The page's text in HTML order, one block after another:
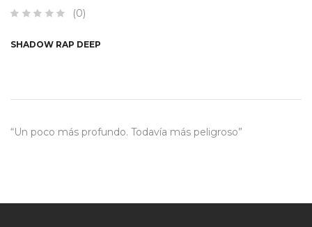
(0)
SHADOW RAP DEEP
“Un poco más profundo. Todavía más peligroso”